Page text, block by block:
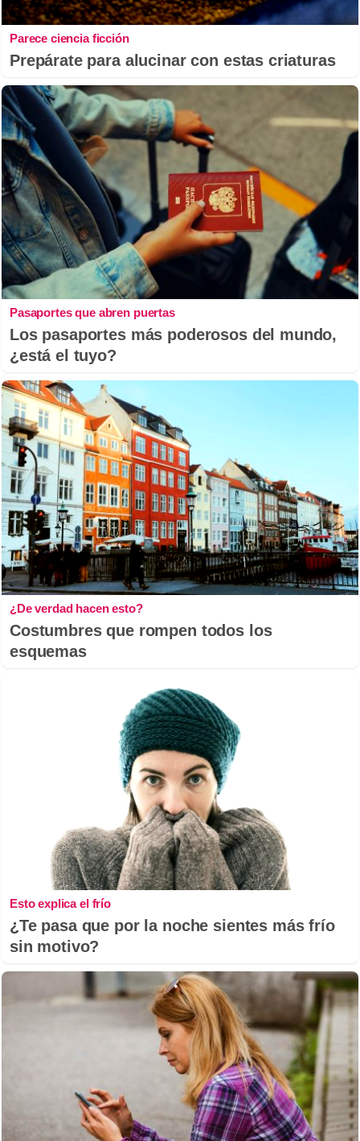
Parece ciencia ficción
Prepárate para alucinar con estas criaturas
Pasaportes que abren puertas
Los pasaportes más poderosos del mundo,
¿está el tuyo?
¿De verdad hacen esto?
Costumbres que rompen todos los
esquemas
Esto explica el frío
¿Te pasa que por la noche sientes más frío
sin motivo?